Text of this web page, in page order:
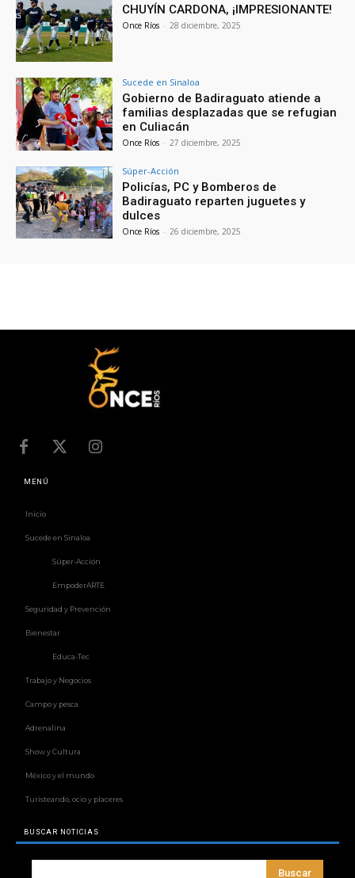
CHUYÍN CARDONA, ¡IMPRESIONANTE!
Once Ríos - 28 diciembre, 2025
Sucede en Sinaloa
Gobierno de Badiraguato atiende a
familias desplazadas que se refugian
en Culiacán
Once Ríos - 27 diciembre, 2025
Súper-Acción
Policías, PC y Bomberos de
Badiraguato reparten juguetes y
dulces
Once Ríos - 26 diciembre, 2025
MENÚ
Inicio
Sucede en Sinaloa
Súper-Acción
EmpoderARTE
Seguridad y Prevención
Bienestar
Educa-Tec
Trabajo y Negocios
Campo y pesca
Adrenalina
Show y Cultura
México y el mundo
Turisteando, ocio y placeres
BUSCAR NOTICIAS
Buscar